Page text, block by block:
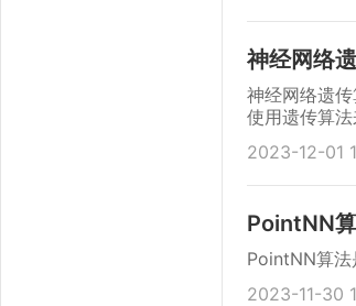
神经网络
神经网络遗
使用遗传算
2023-12-01
PointNN
PointNN算法
2023-11-30